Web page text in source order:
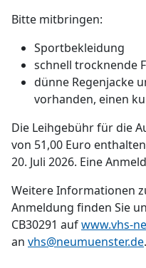
Bitte mitbringen:
Sportbekleidung
schnell trocknende
dünne Regenjacke
vorhanden, einen
Die Leihgebühr für die
von 51,00 Euro
20. Juli 2026. Eine
Weitere Informationen
Anmeldung finden Sie
CB30291 aufwww.vhs-
an vhs@neumuenster.de.